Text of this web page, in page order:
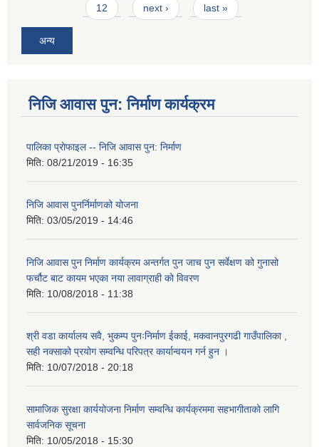
12 next › last »
अन्य
निजि आवास पुन: निर्माण कार्यक्रम
पालिका प्राेफाइल -- निजि आवास पुन: निर्माण
मिति: 08/21/2019 - 16:35
निजि आवास पुनर्निर्माणको योजना
मिति: 03/05/2019 - 14:46
निजि आवास पुन निर्माण कार्यक्रम अन्तर्गत पुन जाच पुन सर्वेक्षण को गुनासो
फर्चौट बाट कायम भएका नया लावाग्राही को विवरण
मिति: 10/08/2018 - 11:38
श्री वडा कार्यालय सवै, भुकम्प पुनःनिर्माण ईकाई, मकवानपुरगढी गाउँपालिका ,
सही नक्साको प्रयोग सम्वन्धि परिपत्र कार्यान्वयन गर्न हुन ।
मिति: 10/07/2018 - 20:18
सामाजिक सुरक्षा कार्ययोजना निर्माण सम्वन्धि कार्यक्रममा सहभागीताको लागि
सार्वजनिक सूचना
मिति: 10/05/2018 - 15:30